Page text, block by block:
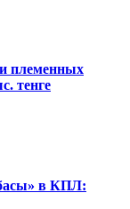
племенных
тенге
в КПЛ: